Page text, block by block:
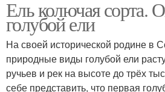
Ель колючая сорта.
голубой ели
На своей исторической родине в
природные виды голубой ели
ручьев и рек на высоте до трёх
себе представить, что первая